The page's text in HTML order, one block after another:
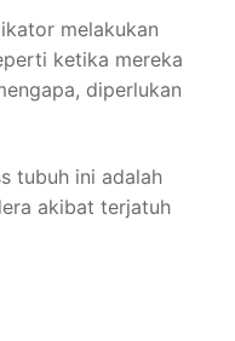
melakukan
ketika mereka
diperlukan
tubuh ini adalah
akibat terjatuh